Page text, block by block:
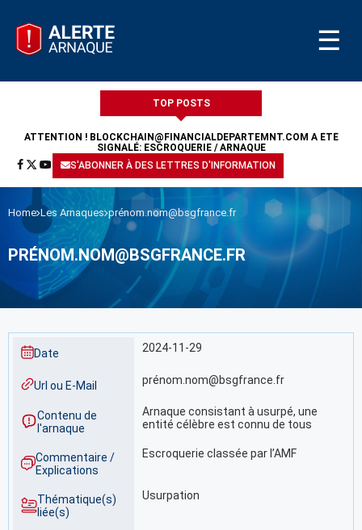
☰
TOP POSTS
ATTENTION ! BLOCKCHAIN@FINANCIALDEPARTEMNT.COM A ÉTÉ
SIGNALÉ: ESCROQUERIE / ARNAQUE
S'ABONNER À DES LETTRES D'INFORMATION
Home Les Arnaques prénom.nom@bsgfrance.fr
PRÉNOM.NOM@BSGFRANCE.FR
Date 2024-11-29
Url ou E-Mail prénom.nom@bsgfrance.fr
Contenu de
l'arnaque
Arnaque consistant à usurpé, une
entité célèbre est connu de tous
Commentaire /
Explications
Escroquerie classée par l’AMF
Thématique(s)
liée(s)
Usurpation